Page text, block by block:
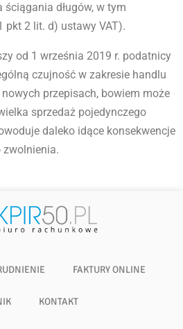
ściągania długów, w tym
pkt 2 lit. d) ustawy VAT).
od 1 września 2019 r. podatnicy
czujność w zakresie handlu
przepisach, bowiem może
sprzedaż pojedynczego
daleko idące konsekwencje
zwolnienia.
FAKTURY ONLINE
KONTAKT